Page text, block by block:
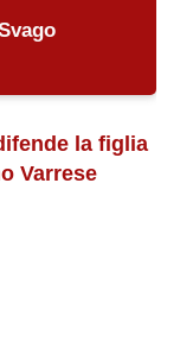
la figlia
Varrese